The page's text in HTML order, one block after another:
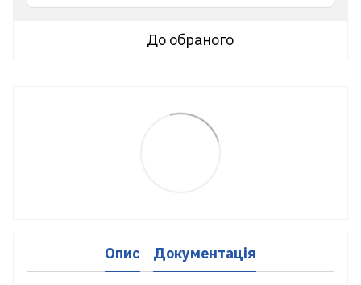
До обраного
Опис Документація